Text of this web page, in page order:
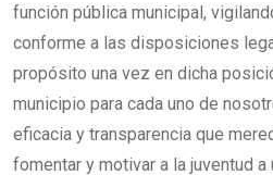
función pública municipal,
conforme a las disposiciones
propósito una vez en dicha
municipio para cada uno de
eficacia y transparencia que
fomentar y motivar a la juventud a